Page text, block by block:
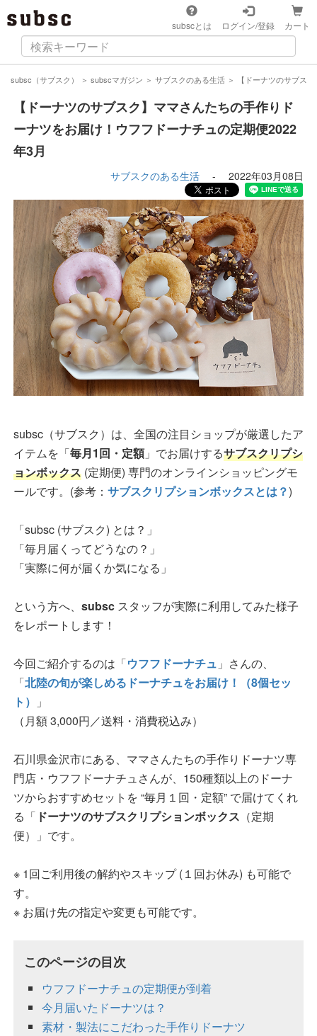
subscとは ログイン/登録 カート
subsc（サブスク） ＞ subscマガジン ＞ サブスクのある生活 ＞ 【ドーナツのサブス
【ドーナツのサブスク】ママさんたちの手作りド
ーナツをお届け！ウフフドーナチュの定期便2022
年3月
サブスクのある生活 - 2022年03月08日
subsc（サブスク）は、全国の注目ショップが厳選したア
イテムを「毎月1回・定額」でお届けするサブスクリプシ
ョンボックス (定期便) 専門のオンラインショッピングモ
ールです。(参考： サブスクリプションボックスとは？)
「subsc (サブスク) とは？」
「毎月届くってどうなの？」
「実際に何が届くか気になる」
という方へ、 subsc スタッフが実際に利用してみた様子
をレポートします！
今回ご紹介するのは「ウフフドーナチュ 」さんの、
「北陸の旬が楽しめるドーナチュをお届け！（8個セッ
ト）
」
（月額 3,000円／送料・消費税込み）
石川県金沢市にある、ママさんたちの手作りドーナツ専
門店・ウフフドーナチュさんが、150種類以上のドーナ
ツからおすすめセットを “毎月１回・定額” で届けてくれ
る「 ドーナツのサブスクリプションボックス （定期
便）」です。
※ 1回ご利用後の解約やスキップ (１回お休み) も可能で
す。
※ お届け先の指定や変更も可能です。
このページの目次
ウフフドーナチュの定期便が到着
今月届いたドーナツは？
素材・製法にこだわった手作りドーナツ